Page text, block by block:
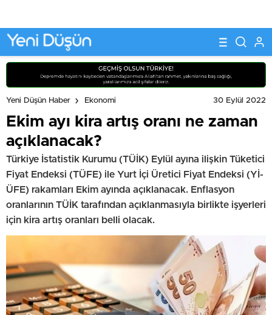
Yeni Düşün Haber Ekonomi 30 Eylül 2022
Ekim ayı kira artış oranı ne zaman
açıklanacak?
Türkiye İstatistik Kurumu (TÜİK) Eylül ayına ilişkin Tüketici
Fiyat Endeksi (TÜFE) ile Yurt İçi Üretici Fiyat Endeksi (Yİ-
ÜFE) rakamları Ekim ayında açıklanacak. Enflasyon
oranlarının TÜİK tarafından açıklanmasıyla birlikte işyerleri
için kira artış oranları belli olacak.